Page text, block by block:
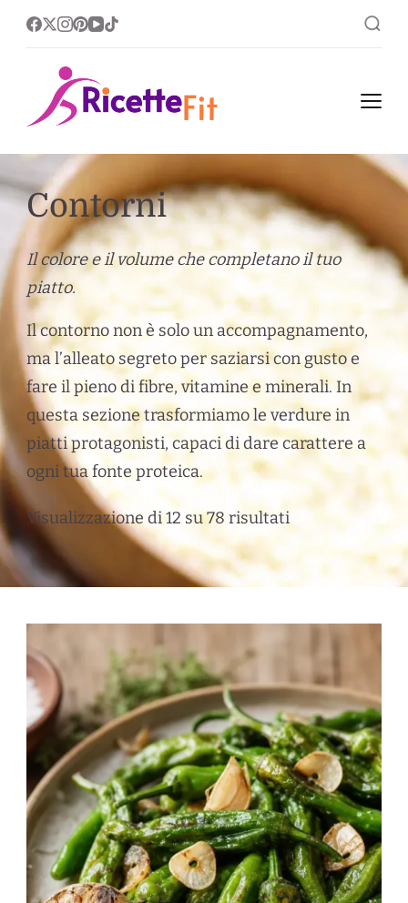
Ricette Fit, leggere nel
Contorni
Il colore e il volume che completano il tuo
piatto.
Il contorno non è solo un accompagnamento,
ma l’alleato segreto per saziarsi con gusto e
fare il pieno di fibre, vitamine e minerali. In
questa sezione trasformiamo le verdure in
piatti protagonisti, capaci di dare carattere a
ogni tua fonte proteica.
Visualizzazione di 12 su 78 risultati